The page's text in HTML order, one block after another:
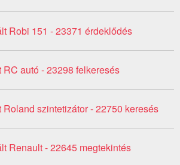
Robi 151 - 23371 érdeklődés
autó - 23298 felkeresés
szintetizátor - 22750 keresés
Renault - 22645 megtekintés